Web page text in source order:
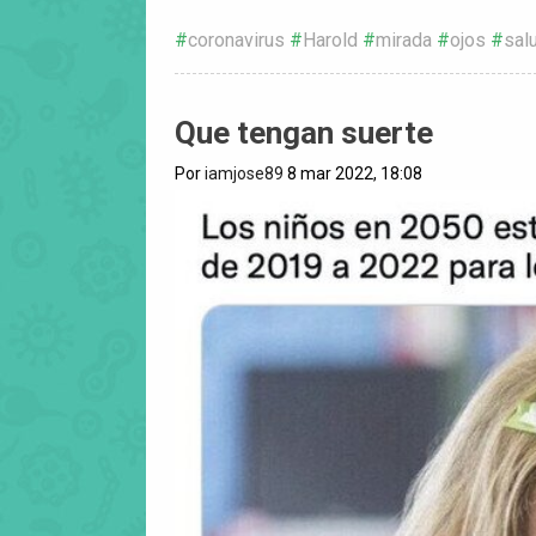
coronavirus Harold mirada ojos
Que tengan suerte
Poriamjose89 8 mar 2022, 18:08